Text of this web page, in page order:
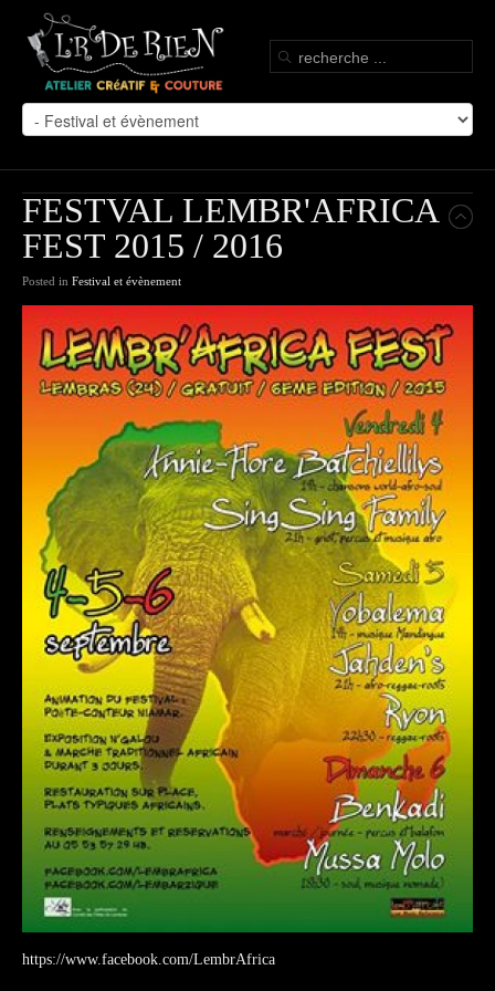
FESTVAL LEMBR'AFRICA
FEST 2015 / 2016
Posted in Festival et évènement
https://www.facebook.com/LembrAfrica